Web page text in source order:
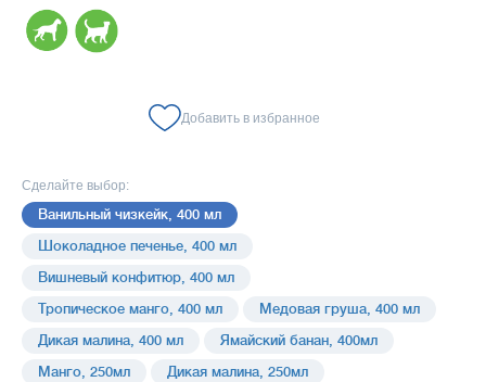
Добавить в избранное
Сделайте выбор:
Ванильный чизкейк, 400 мл
Шоколадное печенье, 400 мл
Вишневый конфитюр, 400 мл
Тропическое манго, 400 мл
Медовая груша, 400 мл
Дикая малина, 400 мл
Ямайский банан, 400мл
Манго, 250мл
Дикая малина, 250мл